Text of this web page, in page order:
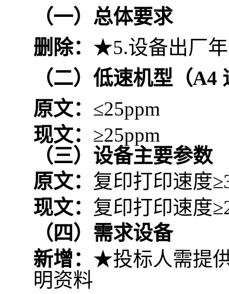
（一）总体要求
删除： ★5.设备出厂
（二）低速机型（
原文： ≤25ppm
现文： ≥25ppm
（三） 设备主要参数
原文： 复印打印速度
现文： 复印打印速度
（四）需求设备
新增： ★投标人需提
明资料